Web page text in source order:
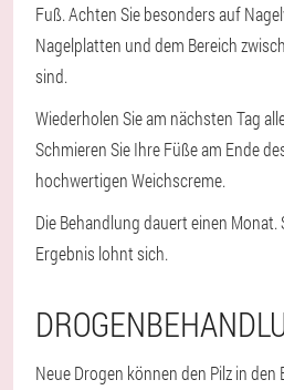
Fuß. Achten Sie besonders auf
Nagelplatten und dem Bereich
sind.
Wiederholen Sie am nächsten Tag
Schmieren Sie Ihre Füße am Ende
hochwertigen Weichscreme.
Die Behandlung dauert einen Monat.
Ergebnis lohnt sich.
Neue Drogen können den Pilz in den